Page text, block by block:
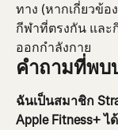
ทาง (หากเกี่ยวข้อ
กีฬาที่ตรงกัน และ
ออกกำลังกาย
คำถามที่พบ
ฉันเป็นสมาชิก
Apple Fitness+ ไ